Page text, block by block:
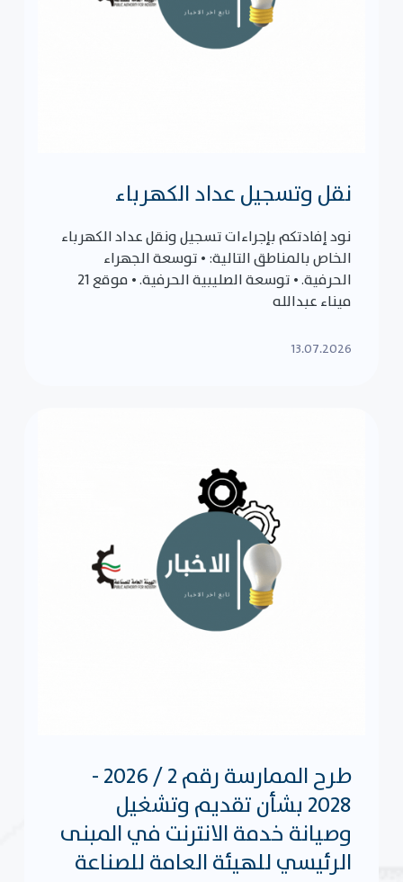
نقل وتسجيل عداد الكهرباء
نود إفادتكم بإجراءات تسجيل ونقل عداد الكهرباء
الخاص بالمناطق التالية: • توسعة الجهراء
الحرفية. • توسعة الصليبية الحرفية. • موقع 21
ميناء عبدالله
13.07.2026
طرح الممارسة رقم 2 / 2026 -
2028 بشأن تقديم وتشغيل
وصيانة خدمة الانترنت في المبنى
الرئيسي للهيئة العامة للصناعة